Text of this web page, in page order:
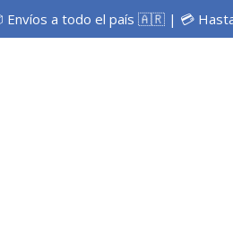
Envíos a todo el país 🇦🇷 | 💳